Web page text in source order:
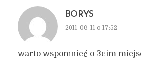
BORYS
2011-06-11 o 17:52
warto wspomnieć o 3cim